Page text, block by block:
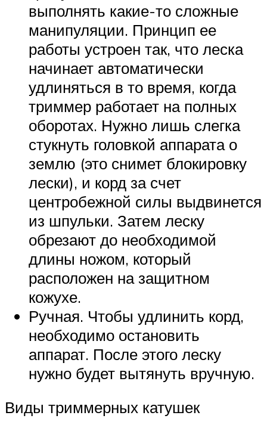
выполнять какие-то сложные
манипуляции. Принцип ее
работы устроен так, что леска
начинает автоматически
удлиняться в то время, когда
триммер работает на полных
оборотах. Нужно лишь слегка
стукнуть головкой аппарата о
землю (это снимет блокировку
лески), и корд за счет
центробежной силы выдвинется
из шпульки. Затем леску
обрезают до необходимой
длины ножом, который
расположен на защитном
кожухе.
Ручная. Чтобы удлинить корд,
необходимо остановить
аппарат. После этого леску
нужно будет вытянуть вручную.
Виды триммерных катушек